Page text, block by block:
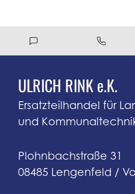
ULRICH RINK e.K.
Ersatzteilhandel für
und
Plohnbachstraße 31
08485 Lengenfeld /